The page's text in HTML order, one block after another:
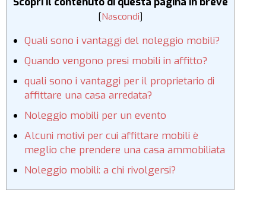
[Nascondi]
Quali sono i vantaggi del noleggio mobili?
Quando vengono presi mobili in affitto?
quali sono i vantaggi per il proprietario di
affittare una casa arredata?
Noleggio mobili per un evento
Alcuni motivi per cui affittare mobili è
meglio che prendere una casa ammobiliata
Noleggio mobili: a chi rivolgersi?